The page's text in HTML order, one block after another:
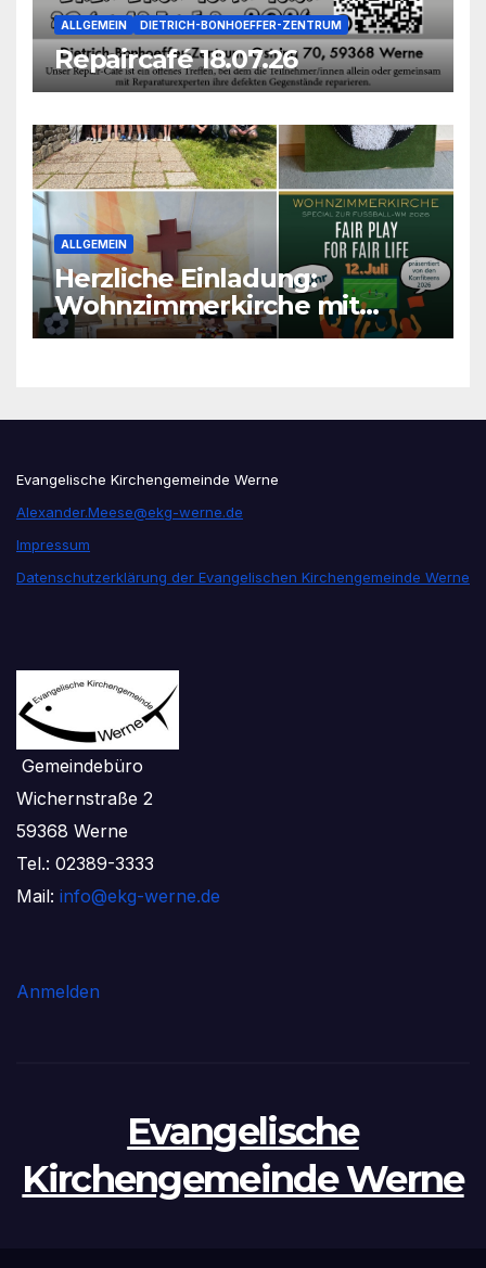
ALLGEMEIN DIETRICH-BONHOEFFER-ZENTRUM
Repaircafé 18.07.26
ALLGEMEIN
Herzliche Einladung:
Wohnzimmerkirche mit
unseren Konfis
Evangelische Kirchengemeinde Werne
Alexander.Meese@ekg-werne.de
Impressum
Datenschutzerklärung der Evangelischen Kirchengemeinde Werne
Gemeindebüro
Wichernstraße 2
59368 Werne
Tel.: 02389-3333
Mail: info@ekg-werne.de
Anmelden
Evangelische
Kirchengemeinde Werne